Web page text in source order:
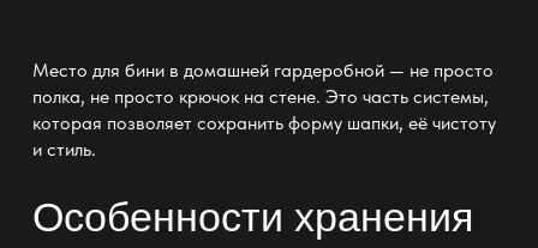
Место для бини в домашней гардеробной— не просто
полка, не просто крючок на стене. Это часть системы,
которая позволяет сохранить форму шапки, её чистоту
и стиль.
Особенности хранения